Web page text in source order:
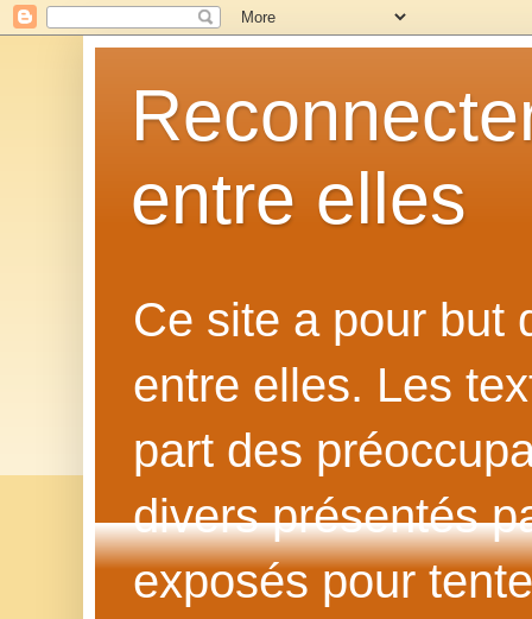
entre elles
Ce site a pour but
entre elles. Les
part des
divers présentés
exposés pour